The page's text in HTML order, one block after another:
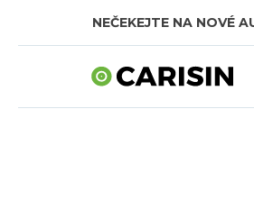
NEČEKEJTE NA NOVÉ
SKLADOVÁ AUTA V